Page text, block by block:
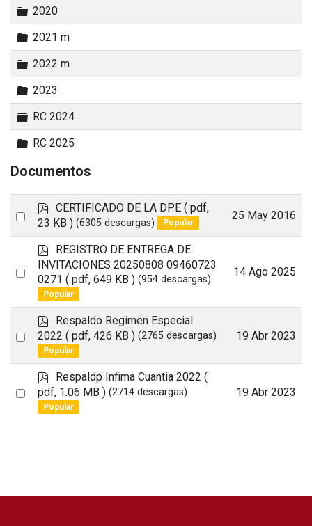
Carpeta
2020
Carpeta
2021 m
Carpeta
2022 m
Carpeta
2023
Carpeta
RC 2024
Carpeta
RC 2025
Documentos
Select
an
p
d
f
CERTIFICADO DE LA DPE ( pdf,
23 KB ) (6305 descargas) Popular
25 May 2016
Select
item
p
d
f
REGISTRO DE ENTREGA DE
INVITACIONES 20250808 09460723
0271 ( pdf, 649 KB ) (954 descargas)
Popular
14 Ago 2025
Select
p
d
f
Respaldo Regimen Especial
2022 ( pdf, 426 KB ) (2765 descargas)
Popular
19 Abr 2023
Select
p
d
f
Respaldp Infima Cuantia 2022 (
pdf, 1.06 MB ) (2714 descargas)
Popular
19 Abr 2023